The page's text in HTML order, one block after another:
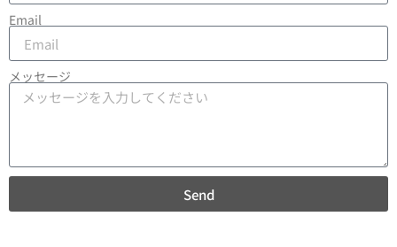
Email
メッセージ
Send